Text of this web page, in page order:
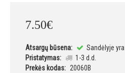
7.50€
Atsargų būsena:
Sandėlyje yra
Pristatymas:
1-3 d.d.
Prekės kodas: 20060B